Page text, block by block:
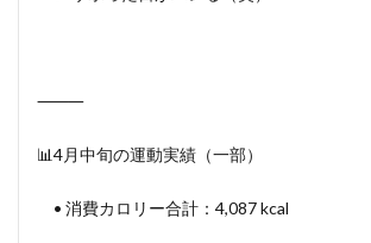
⸻
📊4月中旬の運動実績（一部）
• 消費カロリー合計：4,087 kcal